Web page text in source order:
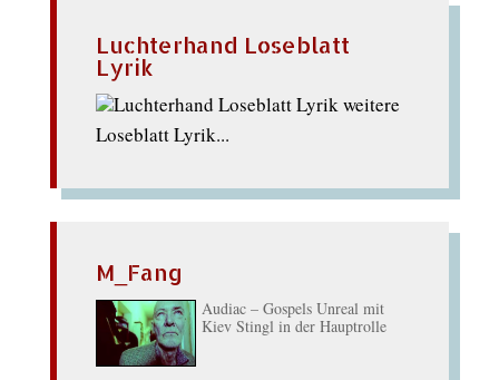
Luchterhand Loseblatt
Lyrik
weitere
Loseblatt Lyrik...
M_Fang
Audiac – Gospels Unreal mit
Kiev Stingl in der Hauptrolle